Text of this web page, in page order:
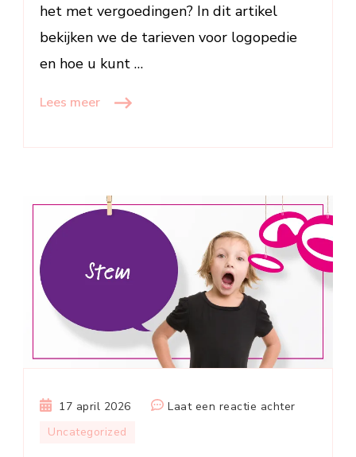
het met vergoedingen? In dit artikel
bekijken we de tarieven voor logopedie
en hoe u kunt …
Lees meer
17 april 2026 Laat een reactie achterop
Uncategorized